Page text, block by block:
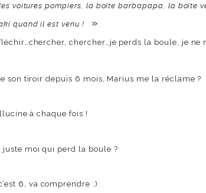
voitures pompiers, la boîte barbapapa, la boîte
quand il est venu ! »
chercher…je perds la boule, je
son tiroir depuis 6 mois, Marius me la réclame ?
à chaque fois !
juste moi qui perd la boule ?
6, va comprendre :)